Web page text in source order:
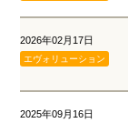
2026年02月17日
エヴォリューション
2025年09月16日